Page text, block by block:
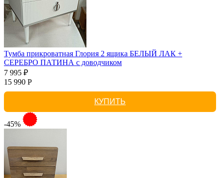
Тумба прикроватная Глория 2 ящика БЕЛЫЙ ЛАК +
СЕРЕБРО ПАТИНА с доводчиком
7 995 ₽
15 990 Р
КУПИТЬ
-45%